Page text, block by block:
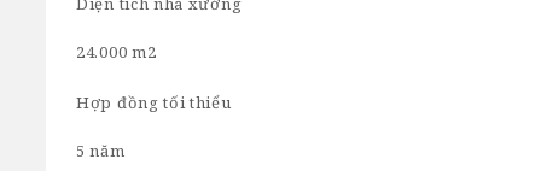
24.000 m2
Hợp đồng tối thiểu
5 năm